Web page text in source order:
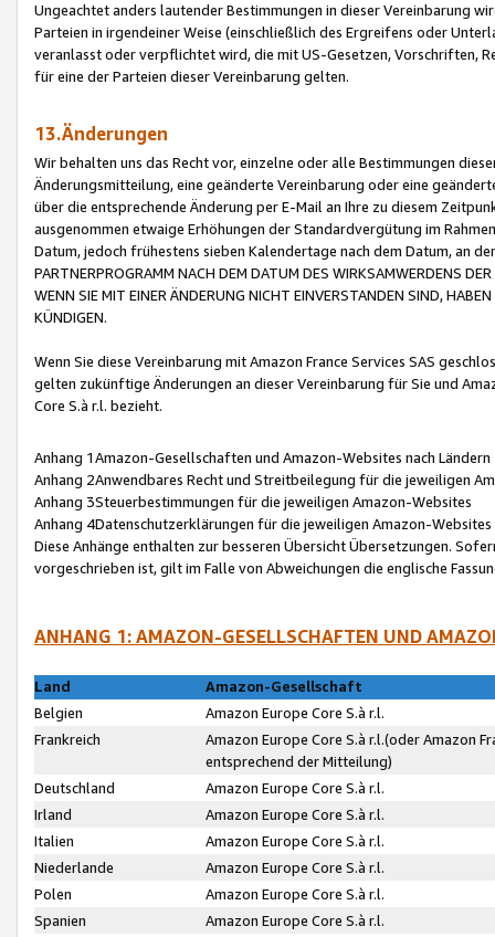
Ungeachtet anders lautender Bestimmungen in dieser Vereinbarung
Parteien in irgendeiner Weise (einschließlich des Ergreifens oder
veranlasst oder verpflichtet wird, die mit US-Gesetzen, Vorschriften,
für eine der Parteien dieser Vereinbarung gelten.
13.Änderungen
Wir behalten uns das Recht vor, einzelne oder alle Bestimmungen
Änderungsmitteilung, eine geänderte Vereinbarung oder eine
über die entsprechende Änderung per E-Mail an Ihre zu diesem
ausgenommen etwaige Erhöhungen der Standardvergütung im
Datum, jedoch frühestens sieben Kalendertage nach dem Datum, an
PARTNERPROGRAMM NACH DEM DATUM DES WIRKSAMWERDENS
WENN SIE MIT EINER ÄNDERUNG NICHT EINVERSTANDEN SIND,
KÜNDIGEN.
Wenn Sie diese Vereinbarung mit Amazon France Services SAS
gelten zukünftige Änderungen an dieser Vereinbarung für Sie und
Core S.à r.l. bezieht.
Anhang 1Amazon-Gesellschaften und Amazon-Websites nach Ländern
Anhang 2Anwendbares Recht und Streitbeilegung für die jeweiligen
Anhang 3Steuerbestimmungen für die jeweiligen Amazon-Websites
Anhang 4Datenschutzerklärungen für die jeweiligen Amazon-Websites
Diese Anhänge enthalten zur besseren Übersicht Übersetzungen.
vorgeschrieben ist, gilt im Falle von Abweichungen die englische
ANHANG 1: AMAZON-GESELLSCHAFTEN UND
Land
Amazon-Gesellschaft
Belgien
Amazon Europe Core S.à r.l.
Frankreich
Amazon Europe Core S.à r.l.(oder Amazon
entsprechend der Mitteilung)
Deutschland
Amazon Europe Core S.à r.l.
Irland
Amazon Europe Core S.à r.l.
Italien
Amazon Europe Core S.à r.l.
Niederlande
Amazon Europe Core S.à r.l.
Polen
Amazon Europe Core S.à r.l.
Spanien
Amazon Europe Core S.à r.l.